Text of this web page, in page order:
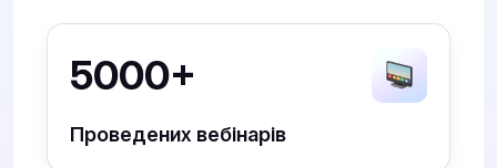
5000+
Проведених вебінарів